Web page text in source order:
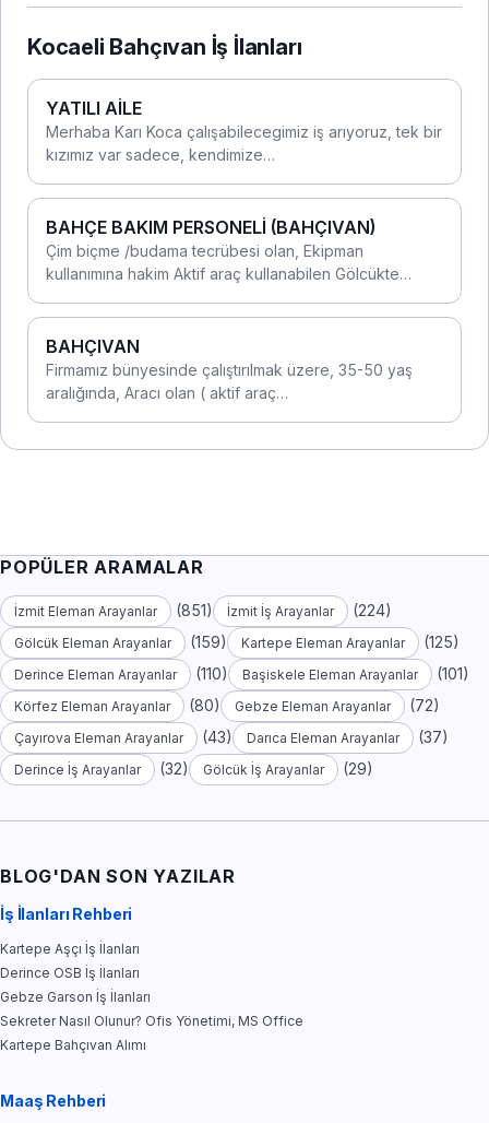
Kocaeli Bahçıvan İş İlanları
YATILI AİLE
Merhaba Karı Koca çalışabilecegimiz iş arıyoruz, tek bir
kızımız var sadece, kendimize…
BAHÇE BAKIM PERSONELİ (BAHÇIVAN)
Çim biçme /budama tecrübesi olan, Ekipman
kullanımına hakim Aktif araç kullanabilen Gölcükte…
BAHÇIVAN
Firmamız bünyesinde çalıştırılmak üzere, 35-50 yaş
aralığında, Aracı olan ( aktif araç…
POPÜLER ARAMALAR
İzmit Eleman Arayanlar (851) İzmit İş Arayanlar (224)
Gölcük Eleman Arayanlar (159) Kartepe Eleman Arayanlar (125)
Derince Eleman Arayanlar (110) Başiskele Eleman Arayanlar (101)
Körfez Eleman Arayanlar (80) Gebze Eleman Arayanlar (72)
Çayırova Eleman Arayanlar (43) Darıca Eleman Arayanlar (37)
Derince İş Arayanlar (32) Gölcük İş Arayanlar (29)
BLOG'DAN SON YAZILAR
İş İlanları Rehberi
Kartepe Aşçı İş İlanları
Derince OSB İş İlanları
Gebze Garson İş İlanları
Sekreter Nasıl Olunur? Ofis Yönetimi, MS Office
Kartepe Bahçıvan Alımı
Maaş Rehberi